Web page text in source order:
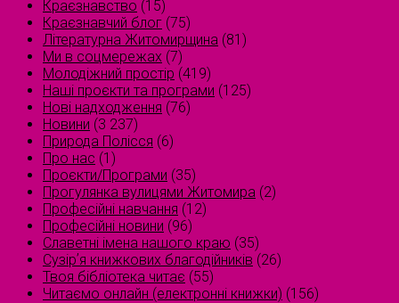
Краєзнавство (15)
Краєзнавчий блог (75)
Літературна Житомирщина (81)
Ми в соцмережах (7)
Молодіжний простір (419)
Наші проєкти та програми (125)
Нові надходження (76)
Новини (3 237)
Природа Полісся (6)
Про нас (1)
Проєкти/Програми (35)
Прогулянка вулицями Житомира (2)
Професійні навчання (12)
Професійні новини (96)
Славетні імена нашого краю (35)
Сузірʼя книжкових благодійників (26)
Твоя бібліотека читає (55)
Читаємо онлайн (електронні книжки) (156)